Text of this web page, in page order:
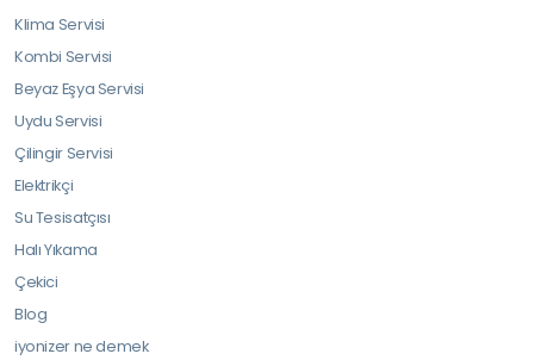
Klima Servisi
Kombi Servisi
Beyaz Eşya Servisi
Uydu Servisi
Çilingir Servisi
Elektrikçi
Su Tesisatçısı
Halı Yıkama
Çekici
Blog
iyonizer ne demek